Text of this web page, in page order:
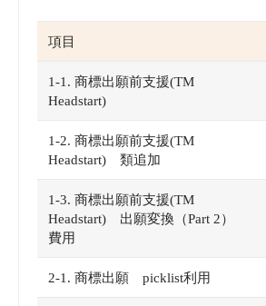
項目
1-1. 商標出願前支援(TM
Headstart)
1-2. 商標出願前支援(TM
Headstart) 類追加
1-3. 商標出願前支援(TM
Headstart) 出願変換（Part 2）
費用
2-1. 商標出願 picklist利用